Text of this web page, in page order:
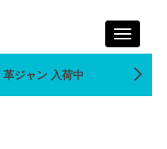
Toggle
ジャン 入荷中